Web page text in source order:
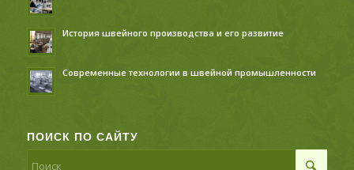
История швейного производства и его развитие
Современные технологии в швейной промышленности
ПОИСК ПО САЙТУ